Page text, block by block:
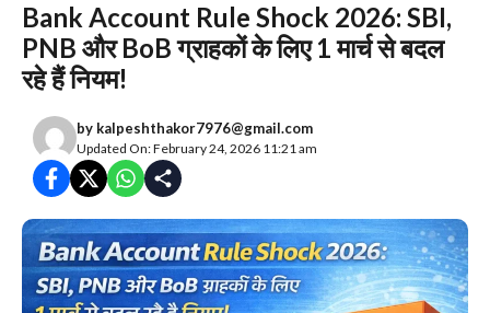
Bank Account Rule Shock 2026: SBI,
PNB और BoB ग्राहकों के लिए 1 मार्च से बदल
रहे हैं नियम!
by kalpeshthakor7976@gmail.com
Updated On: February 24, 2026 11:21 am